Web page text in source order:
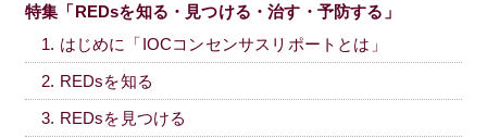
特集「REDsを知る・見つける・治す・予防する」
1. はじめに「IOCコンセンサスリポートとは」
2. REDsを知る
3. REDsを見つける